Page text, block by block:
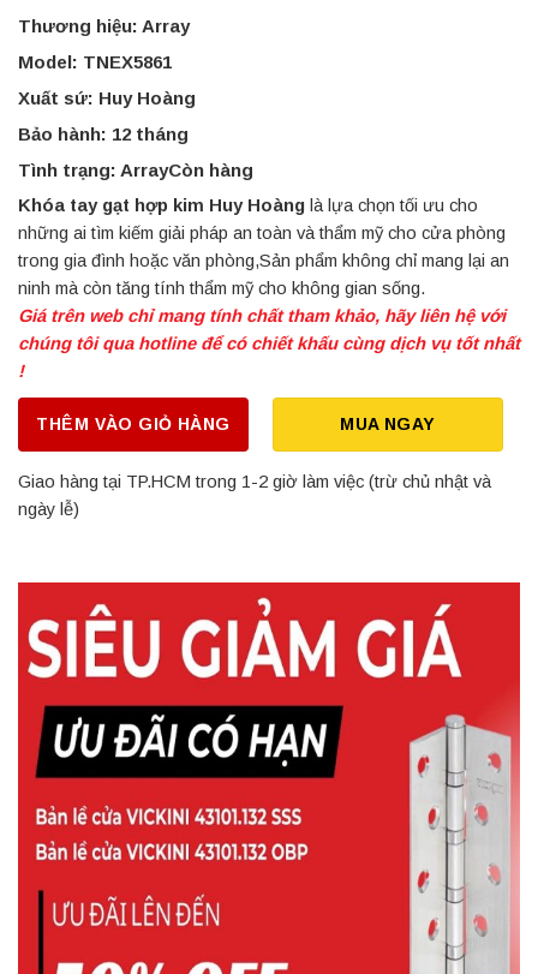
Thương hiệu: Array
Model: TNEX5861
Xuất sứ: Huy Hoàng
Bảo hành: 12 tháng
Tình trạng: ArrayCòn hàng
Khóa tay gạt hợp kim Huy Hoàng là lựa chọn tối ưu cho
những ai tìm kiếm giải pháp an toàn và thẩm mỹ cho cửa phòng
trong gia đình hoặc văn phòng,Sản phẩm không chỉ mang lại an
ninh mà còn tăng tính thẩm mỹ cho không gian sống.
Giá trên web chỉ mang tính chất tham khảo, hãy liên hệ với
chúng tôi qua hotline để có chiết khấu cùng dịch vụ tốt nhất
!
THÊM VÀO GIỎ HÀNG MUA NGAY
Giao hàng tại TP.HCM trong 1-2 giờ làm việc (trừ chủ nhật và
ngày lễ)